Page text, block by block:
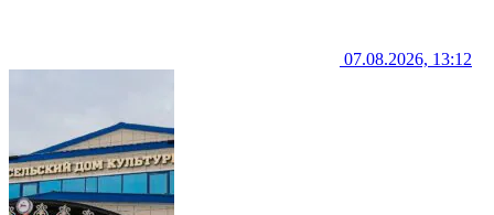
07.08.2026, 13:12